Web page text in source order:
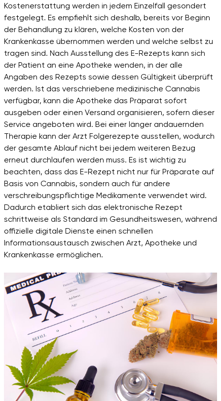
Kostenerstattung werden in jedem Einzelfall gesondert
festgelegt. Es empfiehlt sich deshalb, bereits vor Beginn
der Behandlung zu klären, welche Kosten von der
Krankenkasse übernommen werden und welche selbst zu
tragen sind. Nach Ausstellung des E-Rezepts kann sich
der Patient an eine Apotheke wenden, in der alle
Angaben des Rezepts sowie dessen Gültigkeit überprüft
werden. Ist das verschriebene medizinische Cannabis
verfügbar, kann die Apotheke das Präparat sofort
ausgeben oder einen Versand organisieren, sofern dieser
Service angeboten wird. Bei einer länger andauernden
Therapie kann der Arzt Folgerezepte ausstellen, wodurch
der gesamte Ablauf nicht bei jedem weiteren Bezug
erneut durchlaufen werden muss. Es ist wichtig zu
beachten, dass das E-Rezept nicht nur für Präparate auf
Basis von Cannabis, sondern auch für andere
verschreibungspflichtige Medikamente verwendet wird.
Dadurch etabliert sich das elektronische Rezept
schrittweise als Standard im Gesundheitswesen, während
offizielle digitale Dienste einen schnellen
Informationsaustausch zwischen Arzt, Apotheke und
Krankenkasse ermöglichen.